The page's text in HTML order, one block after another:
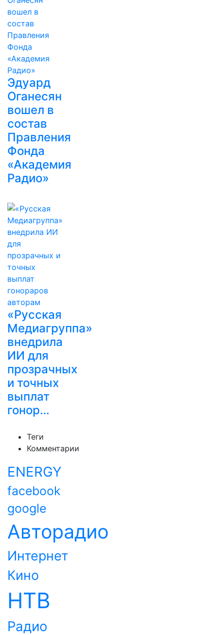
Эдуард
Оганесян
вошел в
состав
Правления
Фонда
«Академия
Радио»
«Русская
Медиагруппа»
внедрила
ИИ для
прозрачных
и точных
выплат
гонор…
Теги
Комментарии
ENERGY
facebook
google
Авторадио
Интернет
Кино
НТВ
Радио